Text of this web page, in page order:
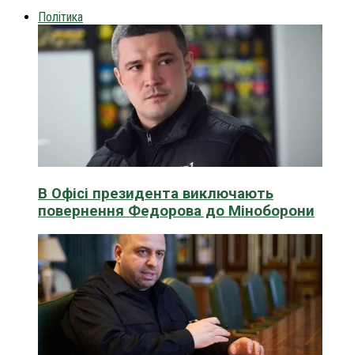
Політика
В Офісі президента виключають
повернення Федорова до Міноборони